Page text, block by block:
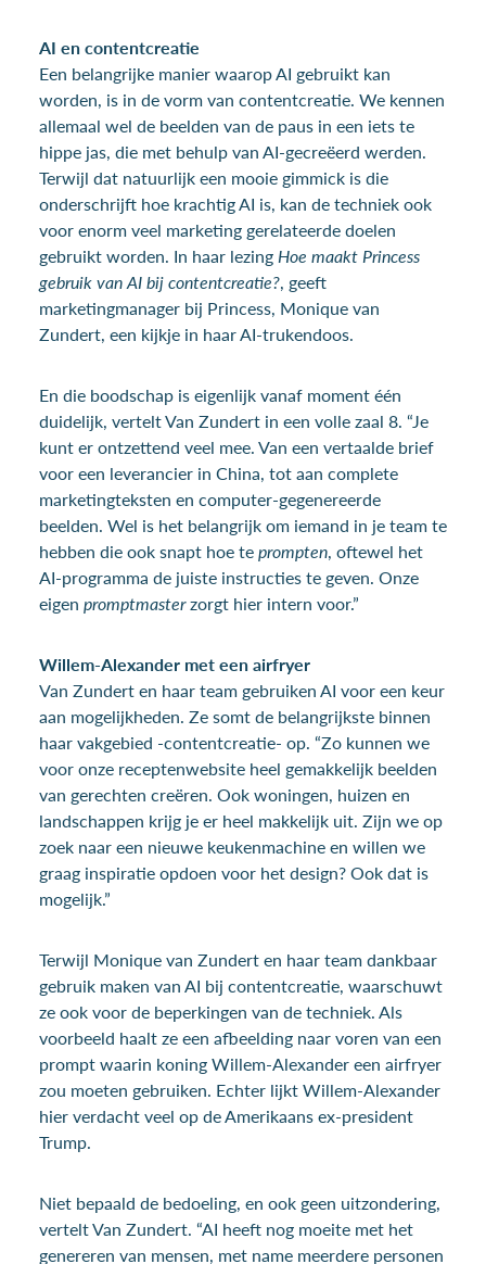
AI en contentcreatie
Een belangrijke manier waarop AI gebruikt kan
worden, is in de vorm van contentcreatie. We kennen
allemaal wel de beelden van de paus in een iets te
hippe jas, die met behulp van AI-gecreëerd werden.
Terwijl dat natuurlijk een mooie gimmick is die
onderschrijft hoe krachtig AI is, kan de techniek ook
voor enorm veel marketing gerelateerde doelen
gebruikt worden. In haar lezingHoe maakt Princess
gebruik van AI bij contentcreatie?, geeft
marketingmanager bij Princess, Monique van
Zundert, een kijkje in haar AI-trukendoos.
En die boodschap is eigenlijk vanaf moment één
duidelijk, vertelt Van Zundert in een volle zaal 8. “Je
kunt er ontzettend veel mee. Van een vertaalde brief
voor een leverancier in China, tot aan complete
marketingteksten en computer-gegenereerde
beelden. Wel is het belangrijk om iemand in je team te
hebben die ook snapt hoe teprompten, oftewel het
AI-programma de juiste instructies te geven. Onze
eigen promptmasterzorgt hier intern voor.”
Willem-Alexander met een airfryer
Van Zundert en haar team gebruiken AI voor een keur
aan mogelijkheden. Ze somt de belangrijkste binnen
haar vakgebied -contentcreatie- op. “Zo kunnen we
voor onze receptenwebsite heel gemakkelijk beelden
van gerechten creëren. Ook woningen, huizen en
landschappen krijg je er heel makkelijk uit. Zijn we op
zoek naar een nieuwe keukenmachine en willen we
graag inspiratie opdoen voor het design? Ook dat is
mogelijk.”
Terwijl Monique van Zundert en haar team dankbaar
gebruik maken van AI bij contentcreatie, waarschuwt
ze ook voor de beperkingen van de techniek. Als
voorbeeld haalt ze een afbeelding naar voren van een
prompt waarin koning Willem-Alexander een airfryer
zou moeten gebruiken. Echter lijkt Willem-Alexander
hier verdacht veel op de Amerikaans ex-president
Trump.
Niet bepaald de bedoeling, en ook geen uitzondering,
vertelt Van Zundert. “AI heeft nog moeite met het
genereren van mensen, met name meerdere personen